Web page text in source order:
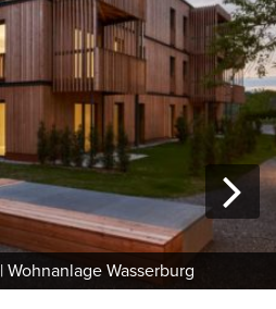
| Wohnanlage Wasserburg
Next